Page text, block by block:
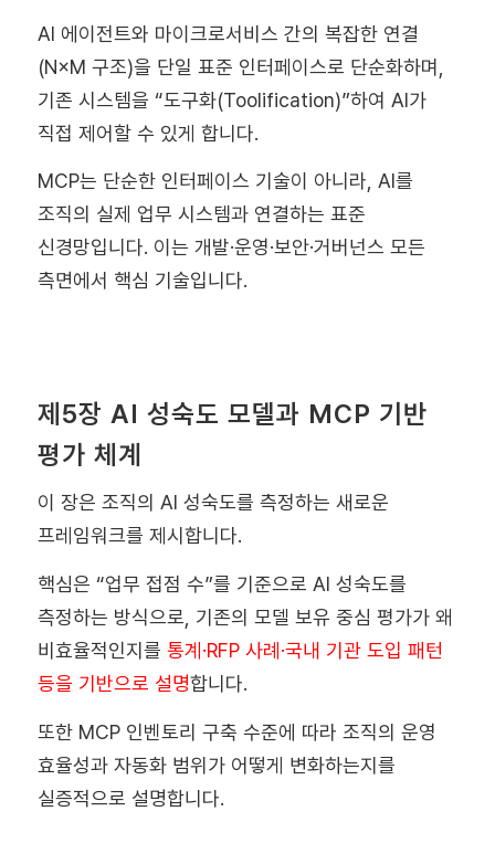
AI 에이전트와 마이크로서비스 간의 복잡한 연결
(N×M 구조)을 단일 표준 인터페이스로 단순화하며,
기존 시스템을 “도구화(Toolification)”하여 AI가
직접 제어할 수 있게 합니다.
MCP는 단순한 인터페이스 기술이 아니라, AI를
조직의 실제 업무 시스템과 연결하는 표준
신경망입니다. 이는 개발·운영·보안·거버넌스 모든
측면에서 핵심 기술입니다.
제5장 AI 성숙도 모델과 MCP 기반
평가 체계
이 장은 조직의 AI 성숙도를 측정하는 새로운
프레임워크를 제시합니다.
핵심은 “업무 접점 수”를 기준으로 AI 성숙도를
측정하는 방식으로, 기존의 모델 보유 중심 평가가 왜
비효율적인지를 통계·RFP 사례·국내 기관 도입 패턴
등을 기반으로 설명합니다.
또한 MCP 인벤토리 구축 수준에 따라 조직의 운영
효율성과 자동화 범위가 어떻게 변화하는지를
실증적으로 설명합니다.